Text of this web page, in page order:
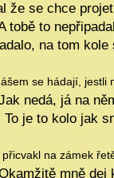
že se chce
tobě to
na tom kole
se hádají, jestli
nedá, já na
To je to kolo jak
na zámek
mně dej